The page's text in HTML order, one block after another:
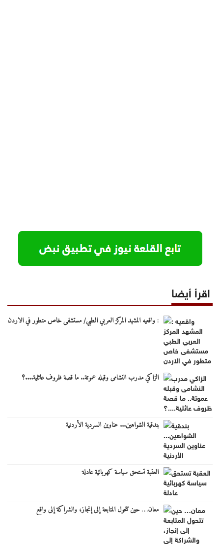
اقرأ أيضا
: واقعيه المشهد المركز العربي الطبي/ مستشفى خاص متطور في الاردن
الزاكي مدرب النشامى وقبله عموتة.. ما قصة ظروف عائلية....؟
بندقية الشواهين... عناوين السردية الأردنية
العقبة تستحق سياسة كهربائية عادلة
معان… حين تتحول المتابعة إلى إنجاز، والشراكة إلى واقع